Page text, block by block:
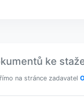
ke
na stránce zadavatel